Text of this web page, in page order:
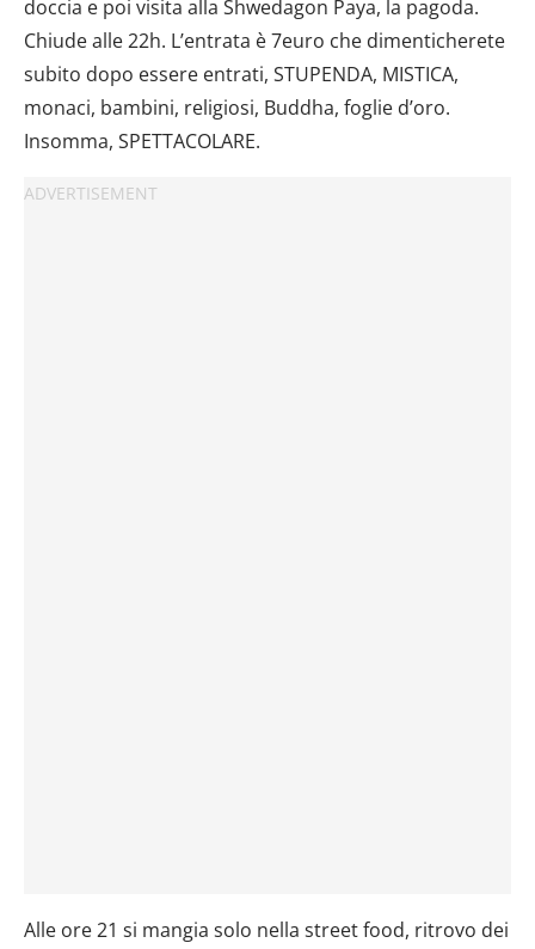
doccia e poi visita alla Shwedagon Paya, la pagoda.
Chiude alle 22h. L’entrata è 7euro che dimenticherete
subito dopo essere entrati, STUPENDA, MISTICA,
monaci, bambini, religiosi, Buddha, foglie d’oro.
Insomma, SPETTACOLARE.
Alle ore 21 si mangia solo nella street food, ritrovo dei